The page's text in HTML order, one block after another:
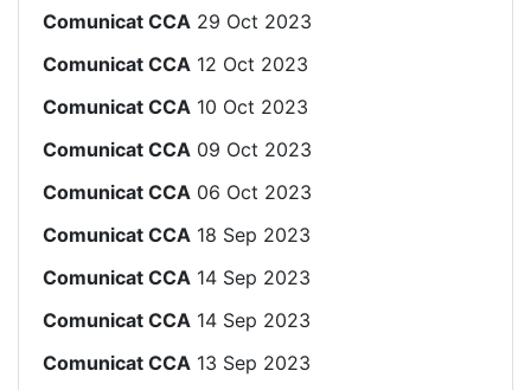
Comunicat CCA 29 Oct 2023
Comunicat CCA 12 Oct 2023
Comunicat CCA 10 Oct 2023
Comunicat CCA 09 Oct 2023
Comunicat CCA 06 Oct 2023
Comunicat CCA 18 Sep 2023
Comunicat CCA 14 Sep 2023
Comunicat CCA 14 Sep 2023
Comunicat CCA 13 Sep 2023